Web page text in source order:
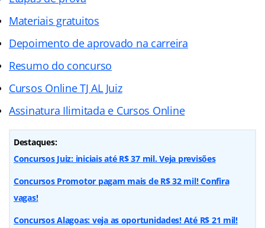
Materiais gratuitos
Depoimento de aprovado na carreira
Resumo do concurso
Cursos Online TJ AL Juiz
Assinatura Ilimitada e Cursos Online
Destaques:
Concursos Juiz: iniciais até R$ 37 mil. Veja previsões
Concursos Promotor pagam mais de R$ 32 mil! Confira
vagas!
Concursos Alagoas: veja as oportunidades! Até R$ 21 mil!